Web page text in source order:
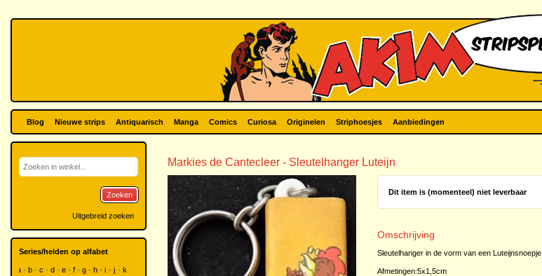
Blog Nieuwe strips Antiquarisch Manga Comics Curiosa Originelen Striphoesjes Aanbiedingen
Markies de Cantecleer - Sleutelhanger Luteijn
Dit item is (momenteel) niet leverbaar
Omschrijving
Sleutelhanger in de vorm van een Luteijnsnoepje
Afmetingen:5x1,5cm
Zoeken
Uitgebreid zoeken
Series/helden op alfabet
a b c d e f g h i j
k